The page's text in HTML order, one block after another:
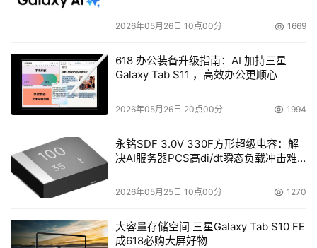
昆腾公司日前公布了其截至2005年12月26日止的第3季
度营收财报，该季度的总营收为2.18亿美元，较去年同期上
升了8%。而昆腾的年营收之所以能够保持稳健的增长速
度，与其在2005年1月份收购的Certance有着重要的关
季度按照通用会计准则（GAAP）计算的净收入为81.9 万美
元，摊薄股每股收益为0，虽然较去年同期略有下降，但与
2005财年第2季度相比，财务状况已大为好转。
博科意欲全面整顿业务模式
2026年05月26日 10点00分 1669
618 办公装备升级指南：AI 加持三星
Galaxy Tab S11 ，高效办公更顺心
2026年05月26日 20点00分 1994
永铭SDF 3.0V 330F方形超级电容：解
决AI服务器PCS高di/dt瞬态负载冲击难
2026年05月25日 10点00分 1270
大容量存储空间 三星Galaxy Tab S10 FE
成618必购大屏好物